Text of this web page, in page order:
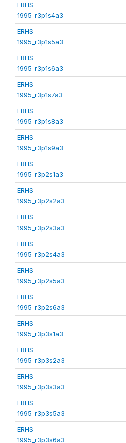
ERHS
1995_r3p1s4a3
ERHS
1995_r3p1s5a3
ERHS
1995_r3p1s6a3
ERHS
1995_r3p1s7a3
ERHS
1995_r3p1s8a3
ERHS
1995_r3p1s9a3
ERHS
1995_r3p2s1a3
ERHS
1995_r3p2s2a3
ERHS
1995_r3p2s3a3
ERHS
1995_r3p2s4a3
ERHS
1995_r3p2s5a3
ERHS
1995_r3p2s6a3
ERHS
1995_r3p3s1a3
ERHS
1995_r3p3s2a3
ERHS
1995_r3p3s3a3
ERHS
1995_r3p3s5a3
ERHS
1995_r3p3s6a3